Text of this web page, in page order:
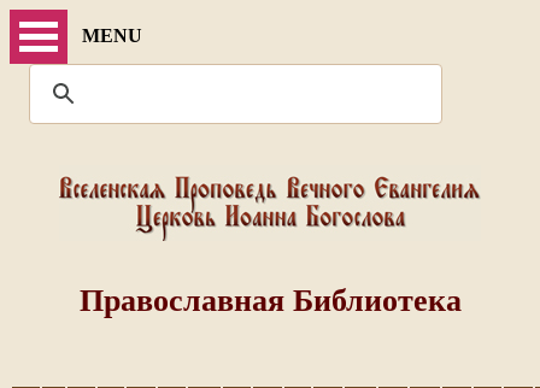
MENU
Православная Библиотека